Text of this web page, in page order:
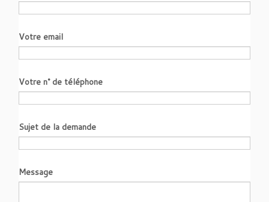
Votre email
Votre n° de téléphone
Sujet de la demande
Message